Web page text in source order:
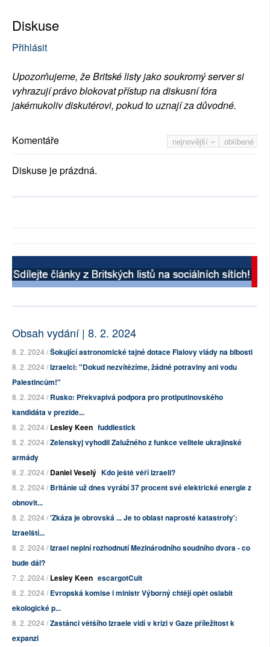
Diskuse
Přihlásit
Upozorňujeme, že Britské listy jako soukromý server si
vyhrazují právo blokovat přístup na diskusní fóra
jakémukoliv diskutérovi, pokud to uznají za důvodné.
nejnovější oblíbené
Komentáře
Diskuse je prázdná.
Obsah vydání | 8. 2. 2024
8. 2. 2024 /Šokující astronomické tajné dotace Fialovy vlády na blbosti
8. 2. 2024 /Izraelci: "Dokud nezvítězíme, žádné potraviny ani vodu
Palestincům!"
8. 2. 2024 /Rusko: Překvapivá podpora pro protiputinovského
kandidáta v prezide...
8. 2. 2024 /Lesley Keen fuddlestick
8. 2. 2024 /Zelenskyj vyhodil Zalužného z funkce velitele ukrajinské
armády
8. 2. 2024 /Daniel Veselý Kdo ještě věří Izraeli?
8. 2. 2024 /Británie už dnes vyrábí 37 procent své elektrické energie z
obnovit...
8. 2. 2024 /'Zkáza je obrovská ... Je to oblast naprosté katastrofy':
Izraelští...
8. 2. 2024 /Izrael neplní rozhodnutí Mezinárodního soudního dvora - co
bude dál?
7. 2. 2024 /Lesley Keen escargotCult
8. 2. 2024 /Evropská komise i ministr Výborný chtějí opět oslabit
ekologické p...
8. 2. 2024 /Zastánci většího Izraele vidí v krizi v Gaze příležitost k
expanzi